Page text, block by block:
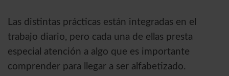
Las distintas prácticas están integradas en el
trabajo diario, pero cada una de ellas presta
especial atención a algo que es importante
comprender para llegar a ser alfabetizado.